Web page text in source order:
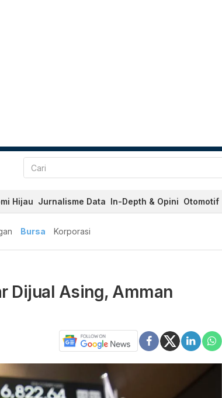
Hijau Jurnalisme Data In-Depth & Opini Otomotif
Bursa Korporasi
Dijual Asing, Amman